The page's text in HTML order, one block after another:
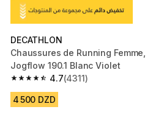
DECATHLON
Chaussures de Running Femme,
Jogflow 190.1 Blanc Violet
4.7
4.7 out of 5 stars from 4311 reviews
(4311)
4 500 DZD